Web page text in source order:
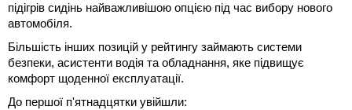
підігрів сидінь найважливішою опцією під час вибору нового
автомобіля.
Більшість інших позицій у рейтингу займають системи
безпеки, асистенти водія та обладнання, яке підвищує
комфорт щоденної експлуатації.
До першої п'ятнадцятки увійшли: